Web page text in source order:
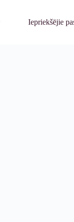
Iepriekšējie